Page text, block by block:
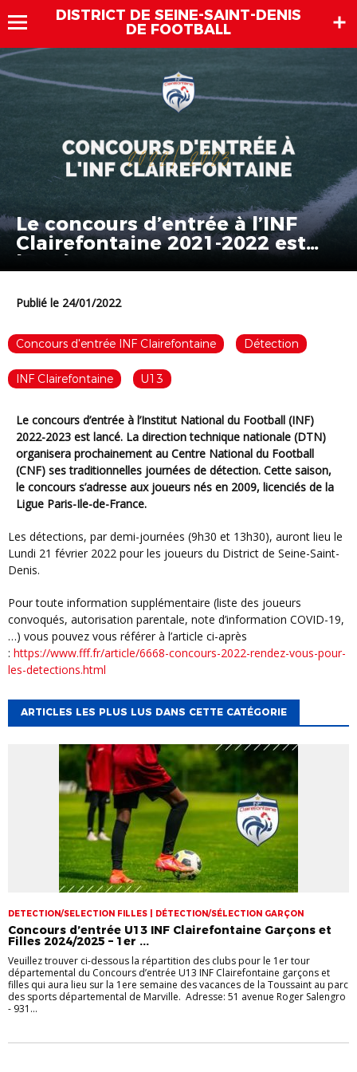
DISTRICT DE SEINE-SAINT-DENIS
DE FOOTBALL
Le concours d’entrée à l’INF
Clairefontaine 2021-2022 est
lancé !
Publié le 24/01/2022
Concours d'entrée INF Clairefontaine Détection
INF Clairefontaine U13
Le concours d’entrée à l’Institut National du Football (INF)
2022-2023 est lancé. La direction technique nationale (DTN)
organisera prochainement au Centre National du Football
(CNF) ses traditionnelles journées de détection. Cette saison,
le concours s’adresse aux joueurs nés en 2009, licenciés de la
Ligue Paris-Ile-de-France.
Les détections, par demi-journées (9h30 et 13h30), auront lieu le
Lundi 21 février 2022 pour les joueurs du District de Seine-Saint-
Denis.
Pour toute information supplémentaire (liste des joueurs
convoqués, autorisation parentale, note d’information COVID-19,
…) vous pouvez vous référer à l’article ci-après
: https://www.fff.fr/article/6668-concours-2022-rendez-vous-pour-
les-detections.html
ARTICLES LES PLUS LUS DANS CETTE CATÉGORIE
DETECTION/SELECTION FILLES | DÉTECTION/SÉLECTION GARÇON
Concours d’entrée U13 INF Clairefontaine Garçons et
Filles 2024/2025 – 1er ...
Veuillez trouver ci-dessous la répartition des clubs pour le 1er tour
départemental du Concours d’entrée U13 INF Clairefontaine garçons et
filles qui aura lieu sur la 1ere semaine des vacances de la Toussaint au parc
des sports départemental de Marville. Adresse: 51 avenue Roger Salengro
- 931...